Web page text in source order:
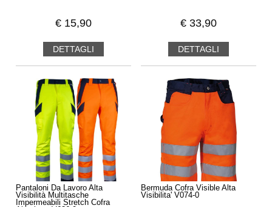
€ 15,90
DETTAGLI
€ 33,90
DETTAGLI
Pantaloni Da Lavoro Alta
Visibilità Multitasche
Impermeabili Stretch Cofra
Bermuda Cofra Visible Alta
Visibilita' V074-0